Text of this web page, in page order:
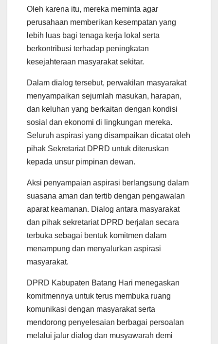
Oleh karena itu, mereka meminta agar
perusahaan memberikan kesempatan yang
lebih luas bagi tenaga kerja lokal serta
berkontribusi terhadap peningkatan
kesejahteraan masyarakat sekitar.
Dalam dialog tersebut, perwakilan masyarakat
menyampaikan sejumlah masukan, harapan,
dan keluhan yang berkaitan dengan kondisi
sosial dan ekonomi di lingkungan mereka.
Seluruh aspirasi yang disampaikan dicatat oleh
pihak Sekretariat DPRD untuk diteruskan
kepada unsur pimpinan dewan.
Aksi penyampaian aspirasi berlangsung dalam
suasana aman dan tertib dengan pengawalan
aparat keamanan. Dialog antara masyarakat
dan pihak sekretariat DPRD berjalan secara
terbuka sebagai bentuk komitmen dalam
menampung dan menyalurkan aspirasi
masyarakat.
DPRD Kabupaten Batang Hari menegaskan
komitmennya untuk terus membuka ruang
komunikasi dengan masyarakat serta
mendorong penyelesaian berbagai persoalan
melalui jalur dialog dan musyawarah demi